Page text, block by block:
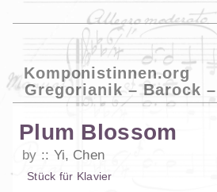
Komponistinnen.org
Gregorianik – Barock
Plum Blossom
by Yi, Chen
Stück für Klavier